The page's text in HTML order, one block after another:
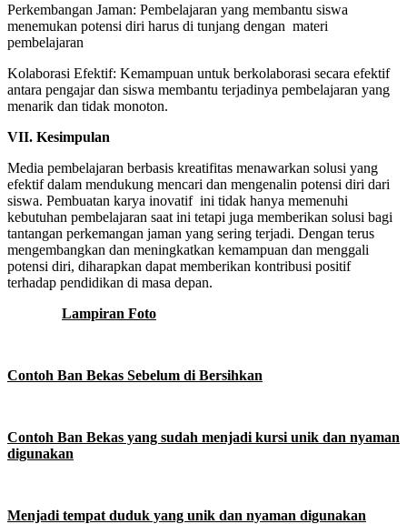
Perkembangan Jaman: Pembelajaran yang membantu siswa
menemukan potensi diri harus di tunjang dengan materi
pembelajaran
Kolaborasi Efektif: Kemampuan untuk berkolaborasi secara efektif
antara pengajar dan siswa membantu terjadinya pembelajaran yang
menarik dan tidak monoton.
VII. Kesimpulan
Media pembelajaran berbasis kreatifitas menawarkan solusi yang
efektif dalam mendukung mencari dan mengenalin potensi diri dari
siswa. Pembuatan karya inovatif ini tidak hanya memenuhi
kebutuhan pembelajaran saat ini tetapi juga memberikan solusi bagi
tantangan perkemangan jaman yang sering terjadi. Dengan terus
mengembangkan dan meningkatkan kemampuan dan menggali
potensi diri, diharapkan dapat memberikan kontribusi positif
terhadap pendidikan di masa depan.
Lampiran Foto
Contoh Ban Bekas Sebelum di Bersihkan
Contoh Ban Bekas yang sudah menjadi kursi unik dan nyaman
digunakan
Menjadi tempat duduk yang unik dan nyaman digunakan